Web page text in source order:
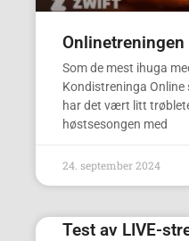
Som de mest ihuga
Kondistreninga
har det vært litt
høstsesongen med
24. september 2024
Test av LIVE-